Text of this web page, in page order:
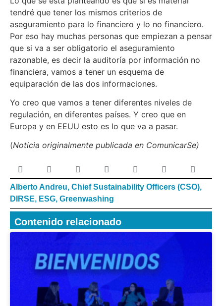
tendré que tener los mismos criterios de
aseguramiento para lo financiero y lo no financiero.
Por eso hay muchas personas que empiezan a pensar
que si va a ser obligatorio el aseguramiento
razonable, es decir la auditoría por información no
financiera, vamos a tener un esquema de
equiparación de las dos informaciones.
Yo creo que vamos a tener diferentes niveles de
regulación, en diferentes países. Y creo que en
Europa y en EEUU esto es lo que va a pasar.
(Noticia originalmente publicada en ComunicarSe)
Alberto Andreu, Chief Sustainability Officers (CSO),
DIRSE, ESG, Greenwashing
Contenido relacionado